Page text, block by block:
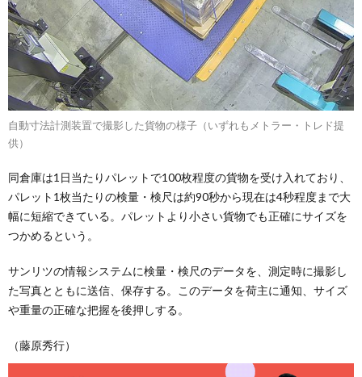
自動寸法計測装置で撮影した貨物の様子（いずれもメトラー・トレド提
供）
同倉庫は1日当たりパレットで100枚程度の貨物を受け入れており、
パレット1枚当たりの検量・検尺は約90秒から現在は4秒程度まで大
幅に短縮できている。パレットより小さい貨物でも正確にサイズを
つかめるという。
サンリツの情報システムに検量・検尺のデータを、測定時に撮影し
た写真とともに送信、保存する。このデータを荷主に通知、サイズ
や重量の正確な把握を後押しする。
（藤原秀行）